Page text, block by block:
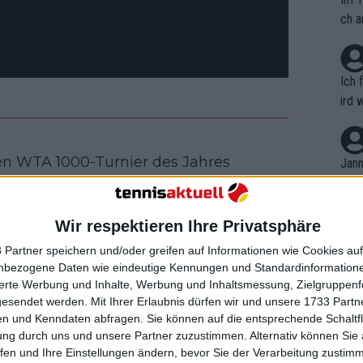
Wir respektieren Ihre Privatsphäre
Partner speichern und/oder greifen auf Informationen wie Cookies
Daten wie eindeutige Kennungen und
Werbung und Inhalte, Werbung und Inhaltsmessung,
werden. Mit Ihrer Erlaubnis dürfen wir und unsere 1733
und Kenndaten abfragen. Sie können auf die entsprechende
durch uns und unsere Partner zuzustimmen. Alternativ können Sie
und Ihre Einstellungen ändern, bevor Sie der Verarbeitung
WTA 1000-Turnier des Jahres
Amerikanerin Madison Keys führt
vor einen deutlichen Vorsprung
(1.930) und Iga Swiatek
sind.
nur das Achtelfinale und unterlag dort
womit Sabalenka eine
zwei Niederlagen) hinter sich hat.
doch ihr Ausscheiden im
ch
Ich
ird
r in
em
t,
B.
on
n
nt.